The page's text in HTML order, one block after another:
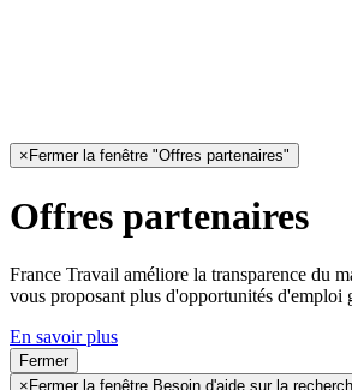
× Fermer la fenêtre "Offres partenaires"
Offres partenaires
France Travail améliore la transparence du
vous proposant plus d'opportunités d'emploi
En savoir plus
Fermer
× Fermer la fenêtre Besoin d'aide sur la